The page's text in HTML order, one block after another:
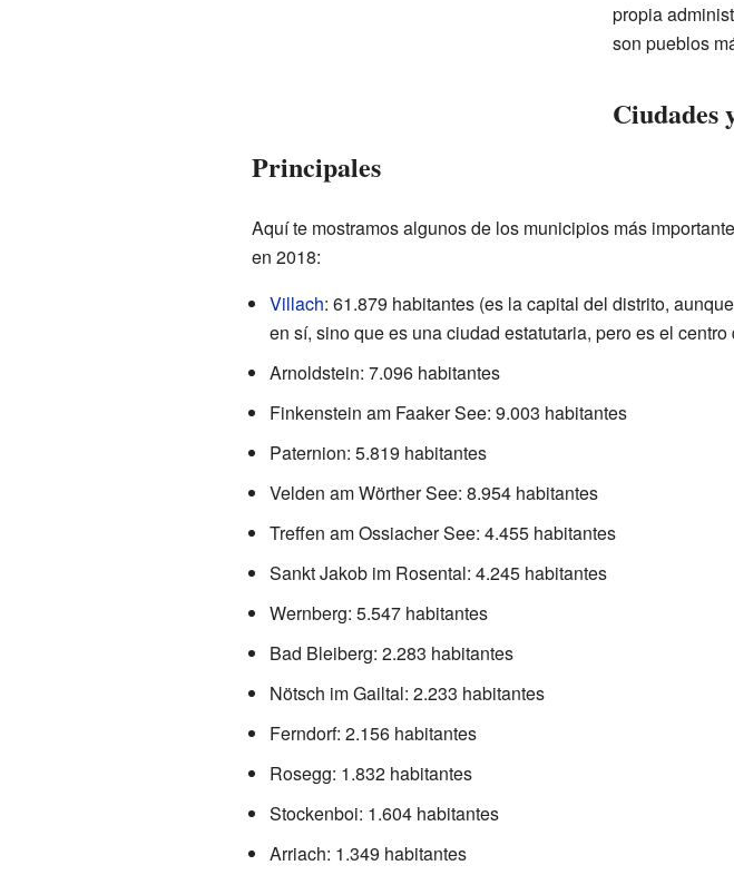
propia
son pueblos
Ciudades
Principales
Aquí te mostramos algunos de los municipios más
en 2018:
Villach: 61.879 habitantes (es la capital del distrito,
en sí, sino que es una ciudad estatutaria, pero es el centro
Arnoldstein: 7.096 habitantes
Finkenstein am Faaker See: 9.003 habitantes
Paternion: 5.819 habitantes
Velden am Wörther See: 8.954 habitantes
Treffen am Ossiacher See: 4.455 habitantes
Sankt Jakob im Rosental: 4.245 habitantes
Wernberg: 5.547 habitantes
Bad Bleiberg: 2.283 habitantes
Nötsch im Gailtal: 2.233 habitantes
Ferndorf: 2.156 habitantes
Rosegg: 1.832 habitantes
Stockenboi: 1.604 habitantes
Arriach: 1.349 habitantes